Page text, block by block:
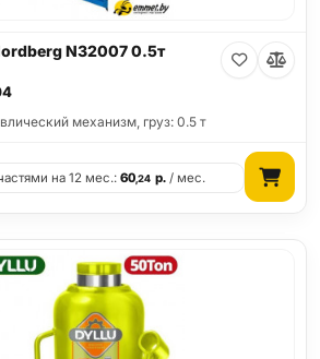
N32007 0.5т
механизм, груз: 0.5 т
на 12 мес.:60,24 р./ мес.